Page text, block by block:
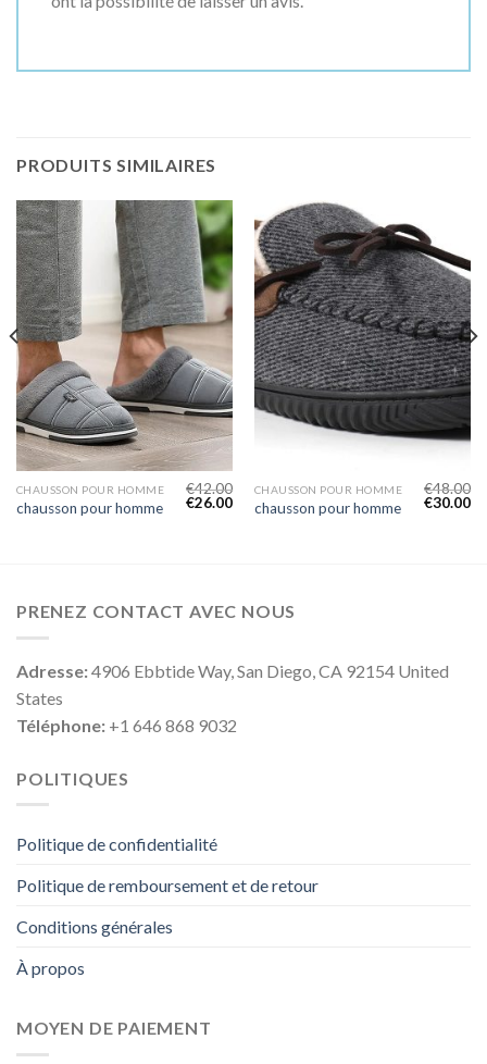
PRODUITS SIMILAIRES
CHAUSSON POUR HOMME
chausson pour homme
€42.00
€26.00
CHAUSSON POUR HOMME
chausson pour homme
€48.00
€30.00
PRENEZ CONTACT AVEC NOUS
Adresse:4906 Ebbtide Way, San Diego, CA 92154 United
States
Téléphone: +1 646 868 9032
POLITIQUES
Politique de confidentialité
Politique de remboursement et de retour
Conditions générales
À propos
MOYEN DE PAIEMENT